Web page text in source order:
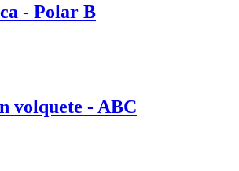
- Polar B
volquete - ABC